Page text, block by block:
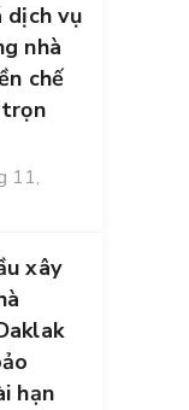
dịch vụ
nhà
chế
11,
xây
hạn